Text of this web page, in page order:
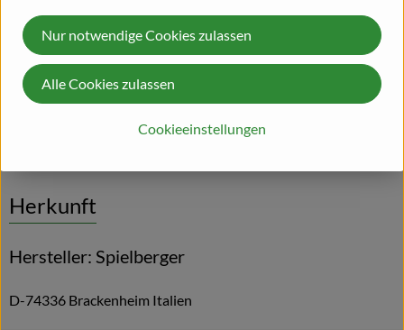
Zutaten
Herkunft
Hersteller: Spielberger
D-74336 Brackenheim Italien
Cookieeinstellungen
Nur notwendige Cookies zulassen
Alle Cookies zulassen